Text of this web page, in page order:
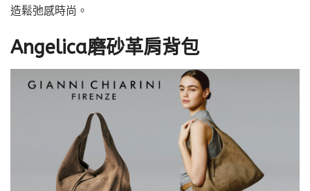
造鬆弛感時尚。
Angelica磨砂革肩背包